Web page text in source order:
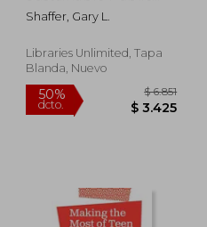
Library: The Triple
Bottom Line
Shaffer, Gary L.
Libraries Unlimited, Tapa
Blanda, Nuevo